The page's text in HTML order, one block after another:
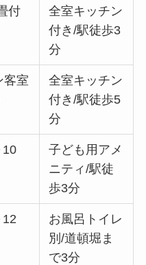
付
全室キッチン
付き/駅徒歩3
分
客室
全室キッチン
付き/駅徒歩5
分
10
子ども用アメ
ニティ/駅徒
歩3分
お風呂トイレ
別/道頓堀ま
で3分